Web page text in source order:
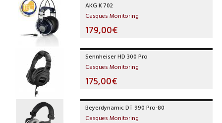
AKG K 702
Casques Monitoring
179,00€
Sennheiser HD 300 Pro
Casques Monitoring
175,00€
Beyerdynamic DT 990 Pro-80
Casques Monitoring